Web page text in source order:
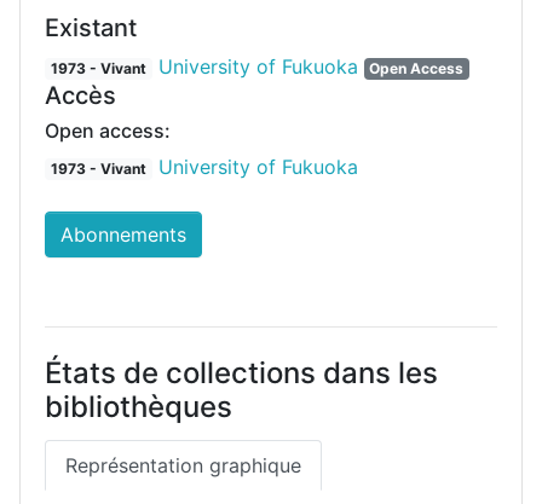
Existant
1973 - Vivant University of Fukuoka Open Access
Accès
Open access:
1973 - Vivant University of Fukuoka
Abonnements
États de collections dans les
bibliothèques
Représentation graphique